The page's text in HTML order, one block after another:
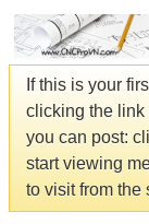
If this is your
clicking the link
you can post:
start viewing
to visit from the